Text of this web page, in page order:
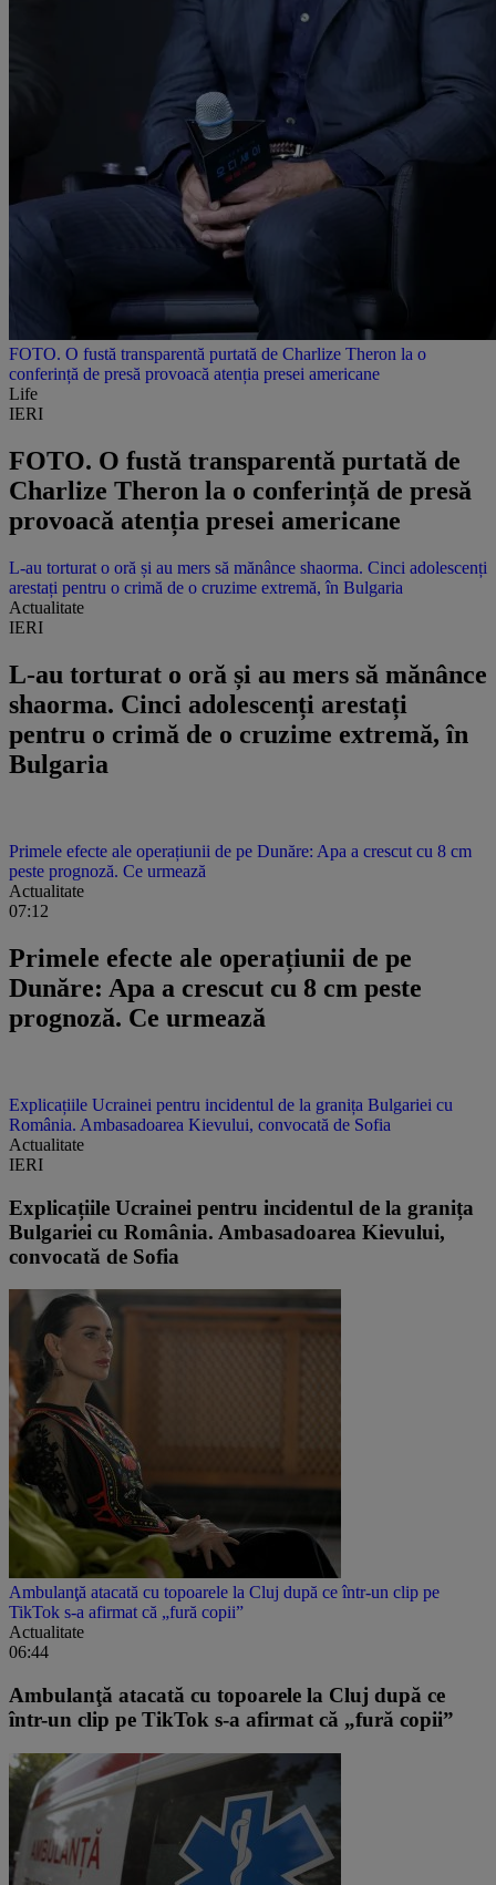
FOTO. O fustă transparentă purtată de Charlize Theron la o
conferință de presă provoacă atenția presei americane
Life
IERI
FOTO. O fustă transparentă purtată de
Charlize Theron la o conferință de presă
provoacă atenția presei americane
L-au torturat o oră și au mers să mănânce shaorma. Cinci adolescenți
arestați pentru o crimă de o cruzime extremă, în Bulgaria
Actualitate
IERI
L-au torturat o oră și au mers să mănânce
shaorma. Cinci adolescenți arestați
pentru o crimă de o cruzime extremă, în
Bulgaria
Primele efecte ale operațiunii de pe Dunăre: Apa a crescut cu 8 cm
peste prognoză. Ce urmează
Actualitate
07:12
Primele efecte ale operațiunii de pe
Dunăre: Apa a crescut cu 8 cm peste
prognoză. Ce urmează
Explicațiile Ucrainei pentru incidentul de la granița Bulgariei cu
România. Ambasadoarea Kievului, convocată de Sofia
Actualitate
IERI
Explicațiile Ucrainei pentru incidentul de la granița
Bulgariei cu România. Ambasadoarea Kievului,
convocată de Sofia
Ambulanţă atacată cu topoarele la Cluj după ce într-un clip pe
TikTok s-a afirmat că „fură copii”
Actualitate
06:44
Ambulanţă atacată cu topoarele la Cluj după ce
într-un clip pe TikTok s-a afirmat că „fură copii”